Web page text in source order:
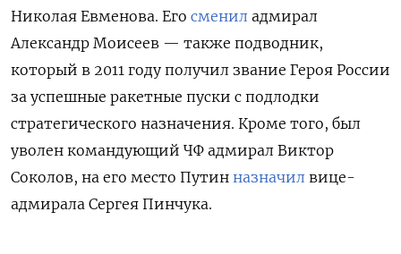
Николая Евменова. Его сменил адмирал
Александр Моисеев — также подводник,
который в 2011 году получил звание Героя России
за успешные ракетные пуски с подлодки
стратегического назначения. Кроме того, был
уволен командующий ЧФ адмирал Виктор
Соколов, на его место Путин назначил вице-
адмирала Сергея Пинчука.